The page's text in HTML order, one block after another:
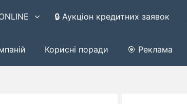
🔒 Аукціон кредитних заявок
Корисні поради 🎯 Реклама